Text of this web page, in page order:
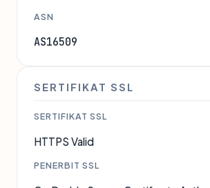
ASN
AS16509
SERTIFIKAT SSL
SERTIFIKAT SSL
HTTPS Valid
PENERBIT SSL